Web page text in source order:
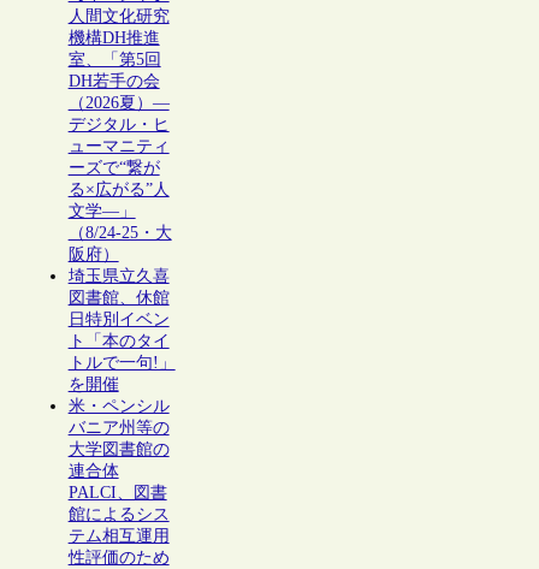
人間文化研究
機構DH推進
室、「第5回
DH若手の会
（2026夏）―
デジタル・ヒ
ューマニティ
ーズで“繋が
る×広がる”人
文学―」
（8/24-25・大
阪府）
埼玉県立久喜
図書館、休館
日特別イベン
ト「本のタイ
トルで一句!」
を開催
米・ペンシル
バニア州等の
大学図書館の
連合体
PALCI、図書
館によるシス
テム相互運用
性評価のため